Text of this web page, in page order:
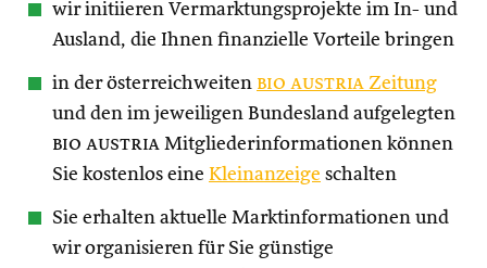
wir initiieren Vermarktungsprojekte im In- und
Ausland, die Ihnen finanzielle Vorteile bringen
in der österreichweiten bio austria Zeitung
und den im jeweiligen Bundesland aufgelegten
bio austria Mitgliederinformationen können
Sie kostenlos eine Kleinanzeige schalten
Sie erhalten aktuelle Marktinformationen und
wir organisieren für Sie günstige